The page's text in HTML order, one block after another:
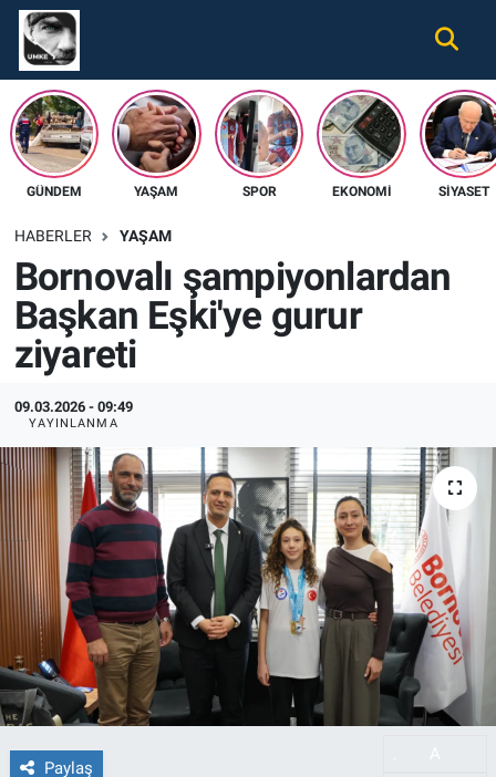
GÜNDEM YAŞAM SPOR EKONOMI SIYASET
HABERLER YAŞAM
Bornovalı şampiyonlardan
Başkan Eşki'ye gurur
ziyareti
09.03.2026 - 09:49
YAYINLANMA
Paylaş
Gündem
Ekonomi
Spor
Tüm Haberler
İletişim
Künye
Nöbetçi Eczaneler
Hava Durumu
Namaz Vakitleri
Süper Lig Puan Durumu ve Fikstür
Tüm Manşetler
Son Dakika Haberleri
Haber Arşivi